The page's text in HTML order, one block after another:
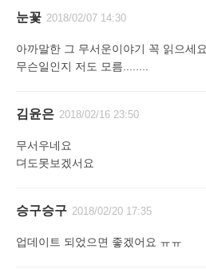
눈꽃 2018/02/07 14:30
아까말한 그 무서운이야기 꼭 읽으세요.
무슨일인지 저도 모름........
김윤은 2018/02/16 23:50
무서우네요
뎌도못보겠서요
승구승구 2018/02/20 17:35
업데이트 되었으면 좋겠어요 ㅠㅠ